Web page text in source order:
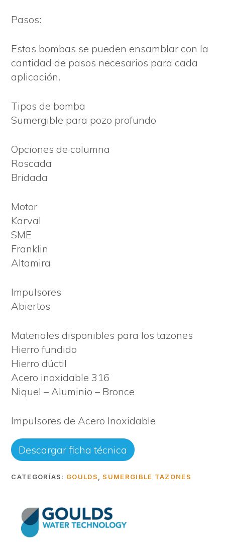
Pasos:
Estas bombas se pueden ensamblar con la
cantidad de pasos necesarios para cada
aplicación.
Tipos de bomba
Sumergible para pozo profundo
Opciones de columna
Roscada
Bridada
Motor
Karval
SME
Franklin
Altamira
Impulsores
Abiertos
Materiales disponibles para los tazones
Hierro fundido
Hierro dúctil
Acero inoxidable 316
Niquel – Aluminio – Bronce
Impulsores de Acero Inoxidable
Descargar ficha técnica
CATEGORÍAS: GOULDS SUMERGIBLE TAZONES